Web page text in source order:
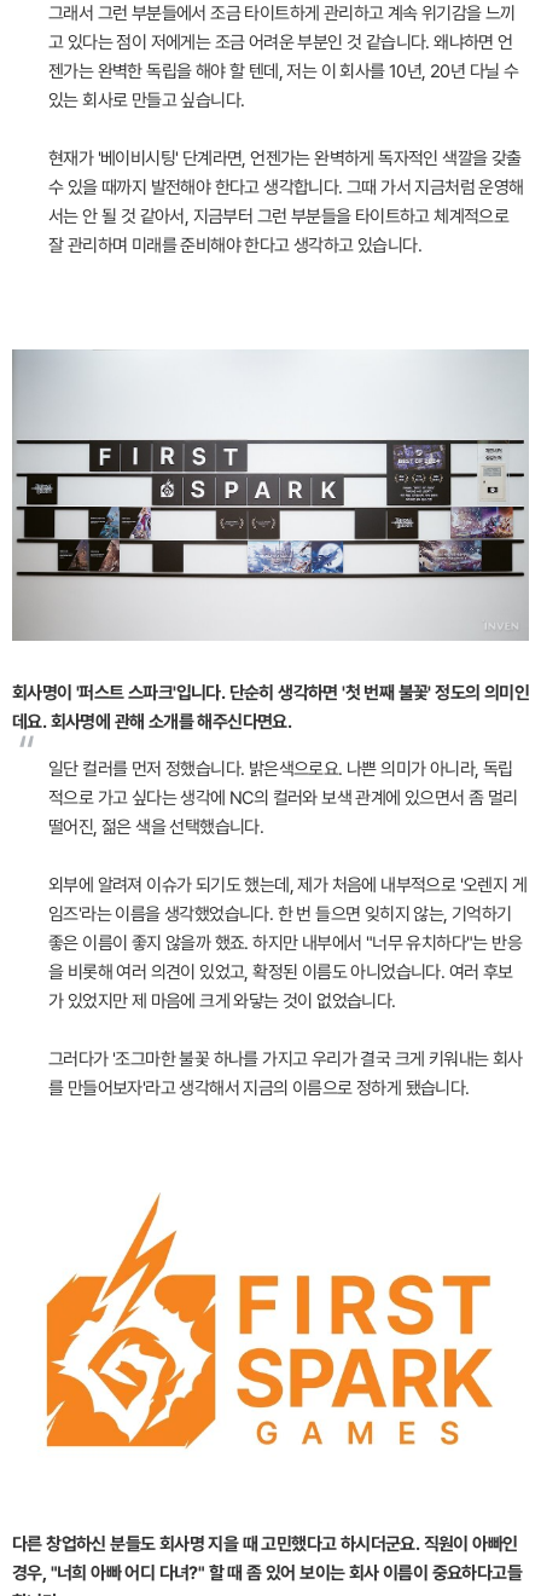
그래서 그런 부분들에서 조금 타이트하게 관리하고 계속 위기감을 느끼
고 있다는 점이 저에게는 조금 어려운 부분인 것 같습니다. 왜냐하면 언
젠가는 완벽한 독립을 해야 할 텐데, 저는 이 회사를 10년, 20년 다닐 수
있는 회사로 만들고 싶습니다.
현재가 '베이비시팅' 단계라면, 언젠가는 완벽하게 독자적인 색깔을 갖출
수 있을 때까지 발전해야 한다고 생각합니다. 그때 가서 지금처럼 운영해
서는 안 될 것 같아서, 지금부터 그런 부분들을 타이트하고 체계적으로
잘 관리하며 미래를 준비해야 한다고 생각하고 있습니다.
회사명이 '퍼스트 스파크'입니다. 단순히 생각하면 '첫 번째 불꽃' 정도의 의미인
데요. 회사명에 관해 소개를 해주신다면요.
“
일단 컬러를 먼저 정했습니다. 밝은색으로요. 나쁜 의미가 아니라, 독립
적으로 가고 싶다는 생각에 NC의 컬러와 보색 관계에 있으면서 좀 멀리
떨어진, 젊은 색을 선택했습니다.
외부에 알려져 이슈가 되기도 했는데, 제가 처음에 내부적으로 '오렌지 게
임즈'라는 이름을 생각했었습니다. 한 번 들으면 잊히지 않는, 기억하기
좋은 이름이 좋지 않을까 했죠. 하지만 내부에서 "너무 유치하다"는 반응
을 비롯해 여러 의견이 있었고, 확정된 이름도 아니었습니다. 여러 후보
가 있었지만 제 마음에 크게 와닿는 것이 없었습니다.
그러다가 '조그마한 불꽃 하나를 가지고 우리가 결국 크게 키워내는 회사
를 만들어보자'라고 생각해서 지금의 이름으로 정하게 됐습니다.
다른 창업하신 분들도 회사명 지을 때 고민했다고 하시더군요. 직원이 아빠인
경우, "너희 아빠 어디 다녀?" 할 때 좀 있어 보이는 회사 이름이 중요하다고들